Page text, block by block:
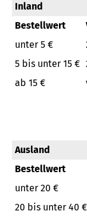
Inland
Bestellwert
unter 5 €
5 bis unter 15 €
ab 15 €
Ausland
Bestellwert
unter 20 €
20 bis unter 40 €